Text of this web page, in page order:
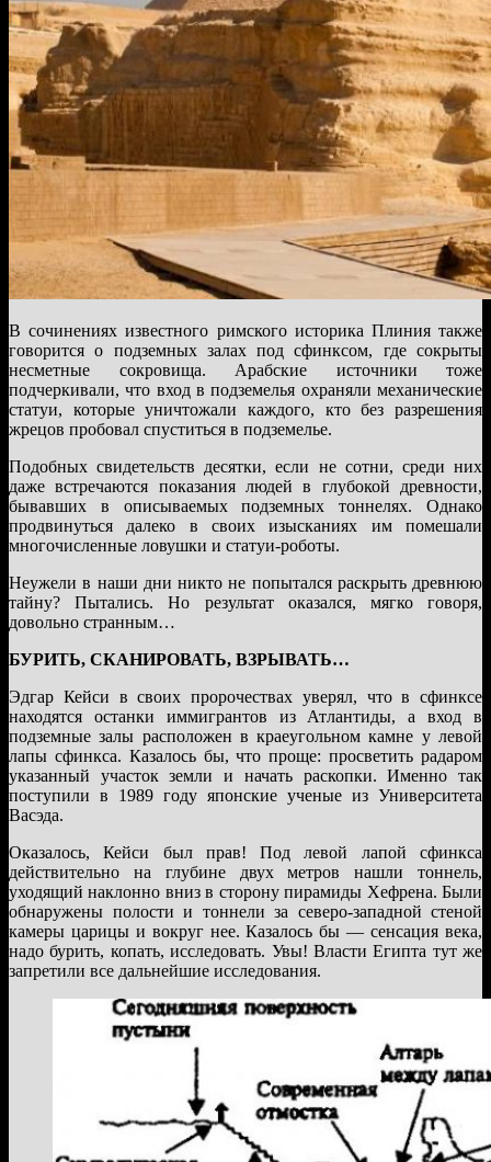
В сочинениях известного римского историка Плиния также
говорится о подземных залах под сфинксом, где сокрыты
несметные сокровища. Арабские источники тоже
подчеркивали, что вход в подземелья охраняли механические
статуи, которые уничтожали каждого, кто без разрешения
жрецов пробовал спуститься в подземелье.
Подобных свидетельств десятки, если не сотни, среди них
даже встречаются показания людей в глубокой древности,
бывавших в описываемых подземных тоннелях. Однако
продвинуться далеко в своих изысканиях им помешали
многочисленные ловушки и статуи-роботы.
Неужели в наши дни никто не попытался раскрыть древнюю
тайну? Пытались. Но результат оказался, мягко говоря,
довольно странным…
БУРИТЬ, СКАНИРОВАТЬ, ВЗРЫВАТЬ…
Эдгар Кейси в своих пророчествах уверял, что в сфинксе
находятся останки иммигрантов из Атлантиды, а вход в
подземные залы расположен в краеугольном камне у левой
лапы сфинкса. Казалось бы, что проще: просветить радаром
указанный участок земли и начать раскопки. Именно так
поступили в 1989 году японские ученые из Университета
Васэда.
Оказалось, Кейси был прав! Под левой лапой сфинкса
действительно на глубине двух метров нашли тоннель,
уходящий наклонно вниз в сторону пирамиды Хефрена. Были
обнаружены полости и тоннели за северо-западной стеной
камеры царицы и вокруг нее. Казалось бы — сенсация века,
надо бурить, копать, исследовать. Увы! Власти Египта тут же
запретили все дальнейшие исследования.